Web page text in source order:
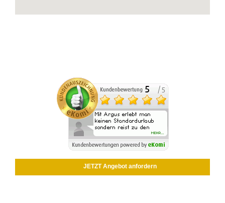
JETZT Angebot anfordern